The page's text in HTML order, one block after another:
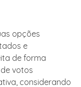
opções
e
de forma
votos
considerando